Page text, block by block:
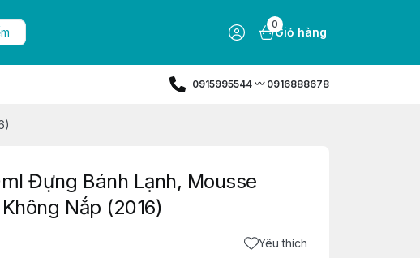
0
Giỏ hàng
0915995544 〰️ 0916888678
Đựng Bánh Lạnh, Mousse
Nắp (2016)
Yêu thích